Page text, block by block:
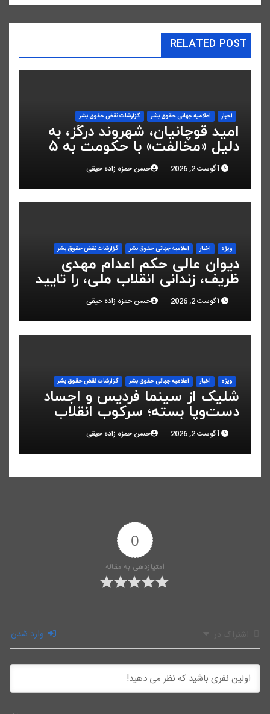
RELATED POST
اخبار اعلاميه جهانی حقوق بشر گزارشات نقض حقوق بشر
امید قوچانیان، شهروند درگز، به
دلیل «مخالفت» با حکومت به ۵
سال زندان محکوم شد
آگوست 2, 2026 حسن حمزه زاده حیقی
ویژه اخبار اعلاميه جهانی حقوق بشر گزارشات نقض حقوق بشر
دیوان عالی حکم اعدام مهدی
ظریف، زندانی انقلاب ملی، را تایید
کردآگوست 2, 2026 حسن حمزه زاده حیقی
ویژه اخبار اعلاميه جهانی حقوق بشر گزارشات نقض حقوق بشر
شلیک از سینما فردیس و اجساد
دست‌وپا بسته؛ سرکوب انقلاب
ملی در البرز
آگوست 2, 2026 حسن حمزه زاده حیقی
0
امتیازدهی به مقاله
اشتراک در وارد شدن